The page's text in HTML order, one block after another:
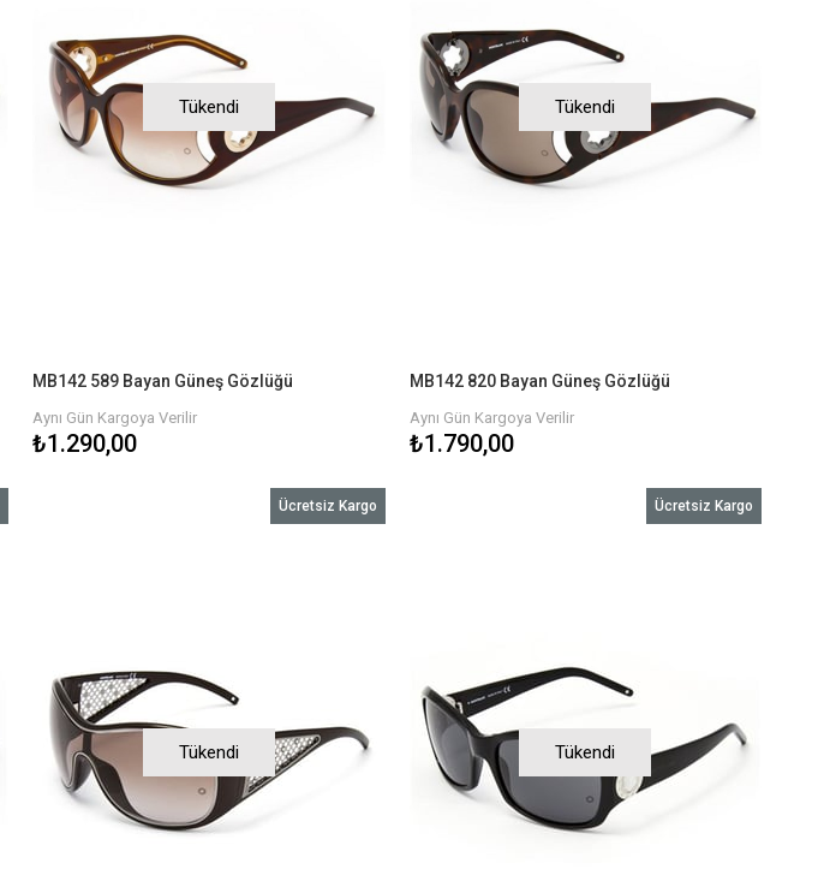
Tükendi
MB142 589 Bayan Güneş Gözlüğü
Aynı Gün Kargoya Verilir
₺1.290,00
Tükendi
MB142 820 Bayan Güneş Gözlüğü
Aynı Gün Kargoya Verilir
₺1.790,00
Tükendi
Ücretsiz Kargo
Tükendi
Ücretsiz Kargo